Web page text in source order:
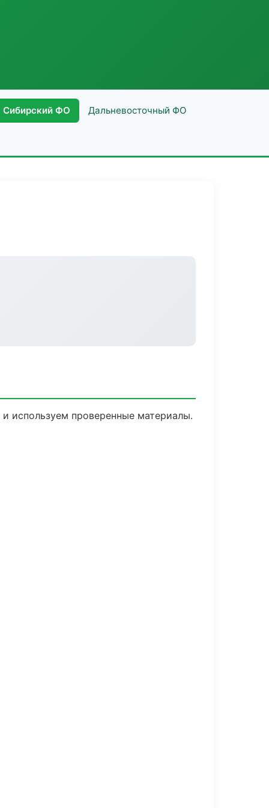
Сибирский ФО Дальневосточный ФО
используем проверенные материалы.